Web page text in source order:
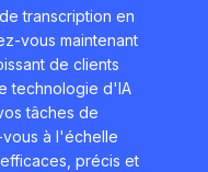
transcription en
vous maintenant
de clients
technologie d'IA
tâches de
à l'échelle
précis et